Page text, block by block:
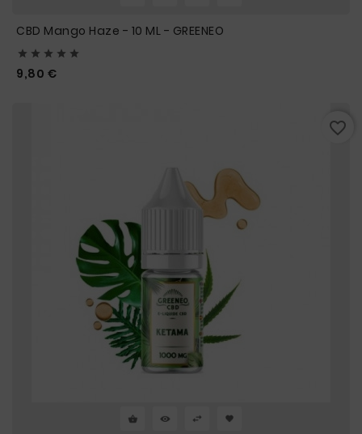
CBD Mango Haze - 10 ML - GREENEO
    
9,80 €
favorite_border